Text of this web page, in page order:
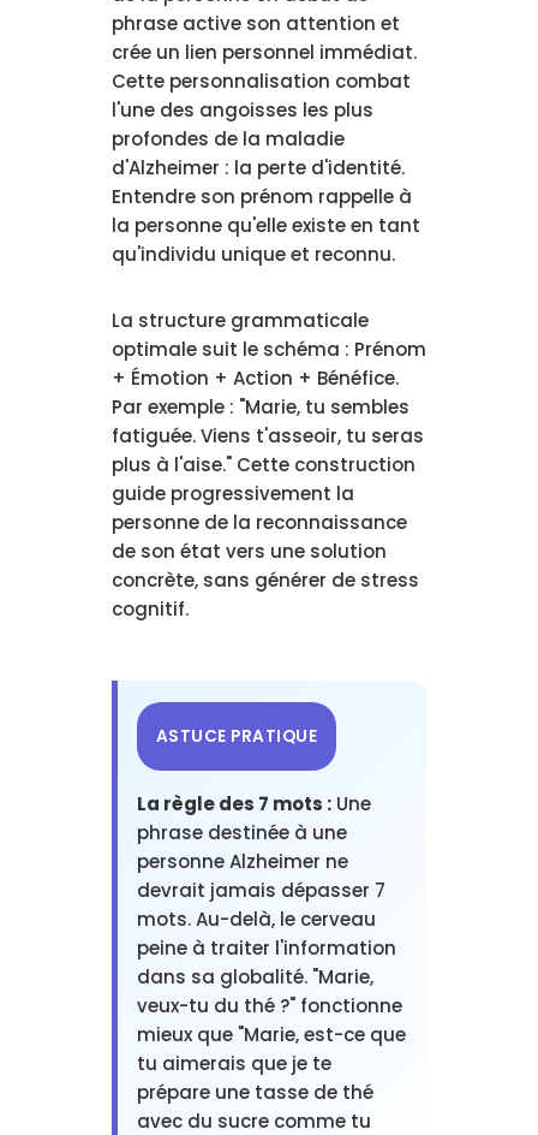
phrase active son attention et
crée un lien personnel immédiat.
Cette personnalisation combat
l'une des angoisses les plus
profondes de la maladie
d'Alzheimer : la perte d'identité.
Entendre son prénom rappelle à
la personne qu'elle existe en tant
qu'individu unique et reconnu.
La structure grammaticale
optimale suit le schéma : Prénom
+ Émotion + Action + Bénéfice.
Par exemple : "Marie, tu sembles
fatiguée. Viens t'asseoir, tu seras
plus à l'aise." Cette construction
guide progressivement la
personne de la reconnaissance
de son état vers une solution
concrète, sans générer de stress
cognitif.
ASTUCE PRATIQUE
La règle des 7 mots :Une
phrase destinée à une
personne Alzheimer ne
devrait jamais dépasser 7
mots. Au-delà, le cerveau
peine à traiter l'information
dans sa globalité. "Marie,
veux-tu du thé ?" fonctionne
mieux que "Marie, est-ce que
tu aimerais que je te
prépare une tasse de thé
avec du sucre comme tu